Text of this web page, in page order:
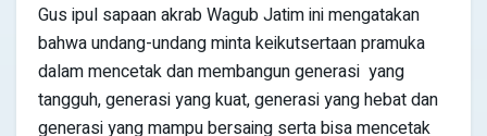
Gus ipul sapaan akrab Wagub Jatim ini mengatakan
bahwa undang-undang minta keikutsertaan pramuka
dalam mencetak dan membangun generasi yang
tangguh, generasi yang kuat, generasi yang hebat dan
generasi yang mampu bersaing serta bisa mencetak